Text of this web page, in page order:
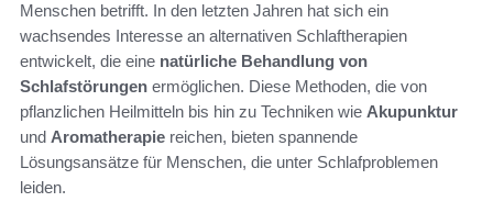
Menschen betrifft. In den letzten Jahren hat sich ein
wachsendes Interesse an alternativen Schlaftherapien
entwickelt, die eine natürliche Behandlung von
Schlafstörungen ermöglichen. Diese Methoden, die von
pflanzlichen Heilmitteln bis hin zu Techniken wie Akupunktur
und Aromatherapie reichen, bieten spannende
Lösungsansätze für Menschen, die unter Schlafproblemen
leiden.